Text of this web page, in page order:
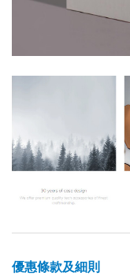
優惠條款及細則